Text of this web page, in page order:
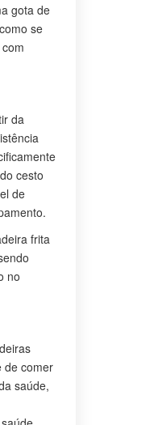
gota de
se
da
cesto
de
frita
no
de comer
saúde,